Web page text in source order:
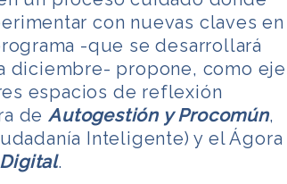
con nuevas claves en
-que se desarrollará
diciembre- propone, como eje
espacios de reflexión
deAutogestión y Procomún,
Inteligente) y el Ágora
.